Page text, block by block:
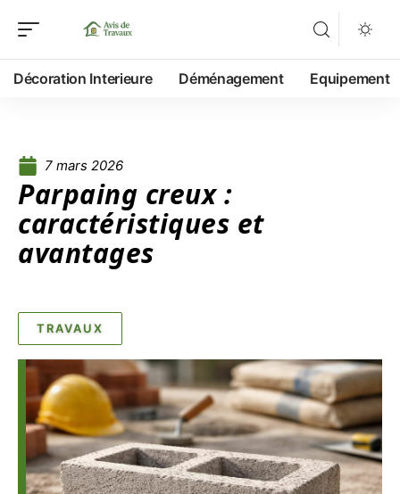
Décoration Interieure Déménagement Equipement
7 mars 2026
Parpaing creux :
caractéristiques et
avantages
TRAVAUX